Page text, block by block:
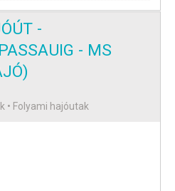
-
- MS
• Folyami hajóutak